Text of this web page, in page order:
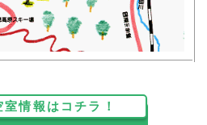
情報はコチラ！